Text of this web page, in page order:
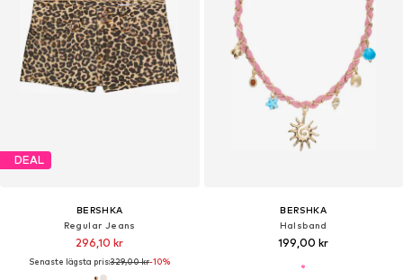
DEAL
BERSHKA
Regular Jeans
296,10 kr
Senaste lägsta pris:329,00 kr-10%
BERSHKA
Halsband
199,00 kr